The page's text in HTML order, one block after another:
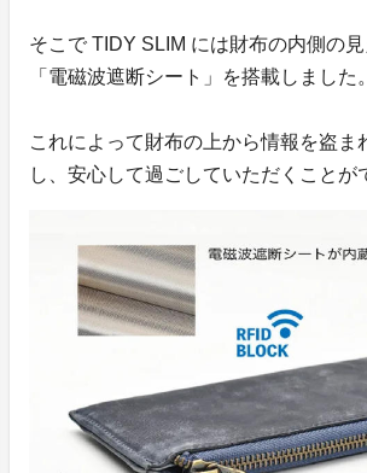
そこで TIDY SLIM には財布の内側の
「電磁波遮断シート」を搭載しました。
これによって財布の上から情報を盗ま
し、安心して過ごしていただくことが